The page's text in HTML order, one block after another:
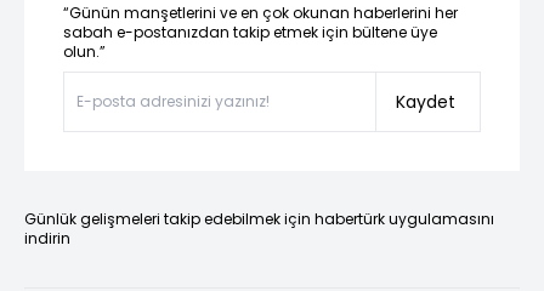
“Günün manşetlerini ve en çok okunan haberlerini her
sabah e-postanızdan takip etmek için bültene üye
olun.”
Kaydet
Günlük gelişmeleri takip edebilmek için habertürk uygulamasını
indirin